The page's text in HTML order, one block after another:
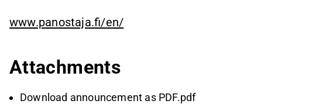
www.panostaja.fi/en/
Attachments
Download announcement as PDF.pdf